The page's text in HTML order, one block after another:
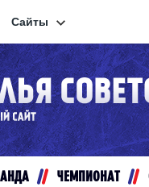
Сайты
Сайты
Видеотрансляции
Хайлайты
ЧЕМПИОНАТ